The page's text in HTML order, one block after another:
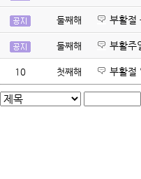
둘째해 부활절
둘째해 부활주
10 첫째해 부활절